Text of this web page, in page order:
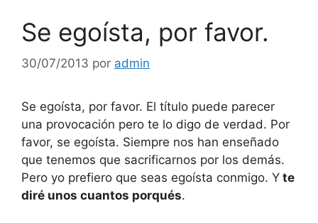
Se egoísta, por favor.
30/07/2013 por admin
Se egoísta, por favor. El título puede parecer
una provocación pero te lo digo de verdad. Por
favor, se egoísta. Siempre nos han enseñado
que tenemos que sacrificarnos por los demás.
Pero yo prefiero que seas egoísta conmigo. Y te
diré unos cuantos porqués.